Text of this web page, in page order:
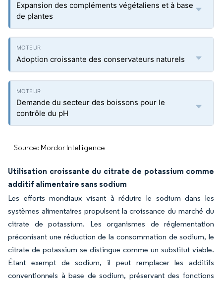
Expansion des compléments végétaliens et à base
de plantes
Adoption croissante des conservateurs naturels
Demande du secteur des boissons pour le
contrôle du pH
Source: Mordor Intelligence
Utilisation croissante du citrate de potassium comme
additif alimentaire sans sodium
Les efforts mondiaux visant à réduire le sodium dans les
systèmes alimentaires propulsent la croissance du marché du
citrate de potassium. Les organismes de réglementation
préconisant une réduction de la consommation de sodium, le
citrate de potassium se distingue comme un substitut viable.
Étant exempt de sodium, il peut remplacer les additifs
conventionnels à base de sodium, préservant des fonctions